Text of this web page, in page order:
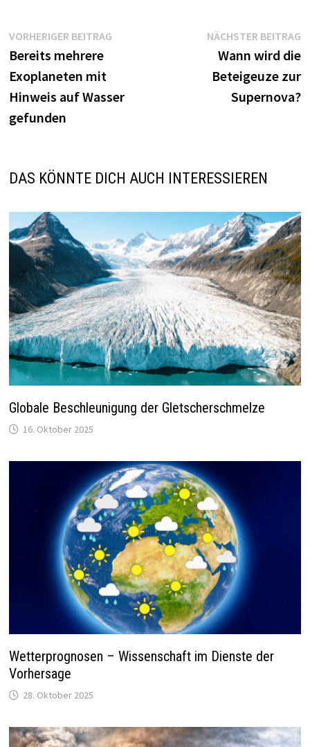
Beitragsnavigation
VORHERIGER BEITRAG
Bereits mehrere
Exoplaneten mit
Hinweis auf Wasser
gefunden
NÄCHSTER BEITRAG
Wann wird die
Beteigeuze zur
Supernova?
DAS KÖNNTE DICH AUCH INTERESSIEREN
Globale Beschleunigung der Gletscherschmelze
16. Oktober 2025
Wetterprognosen – Wissenschaft im Dienste der
Vorhersage
28. Oktober 2025